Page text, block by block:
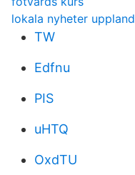
lokala nyheter uppland
TW
Edfnu
PIS
uHTQ
OxdTU